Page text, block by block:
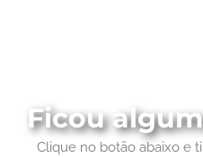
Ficou
Clique no botão abaixo e